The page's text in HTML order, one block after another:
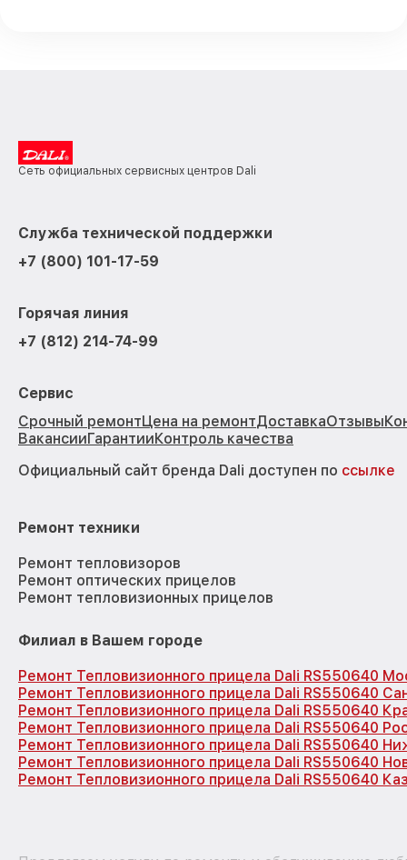
Сеть официальных сервисных центров Dali
Служба технической поддержки
+7 (800) 101-17-59
Горячая линия
+7 (812) 214-74-99
Сервис
Срочный ремонтЦена на ремонтДоставкаОтзывы
ВакансииГарантииКонтроль качества
Официальный сайт бренда Dali доступен по ссылке
Ремонт техники
Ремонт тепловизоров
Ремонт оптических прицелов
Ремонт тепловизионных прицелов
Филиал в Вашем городе
Ремонт Тепловизионного прицела Dali RS550640
Ремонт Тепловизионного прицела Dali RS550640
Ремонт Тепловизионного прицела Dali RS550640
Ремонт Тепловизионного прицела Dali RS550640
Ремонт Тепловизионного прицела Dali RS550640
Ремонт Тепловизионного прицела Dali RS550640
Ремонт Тепловизионного прицела Dali RS550640